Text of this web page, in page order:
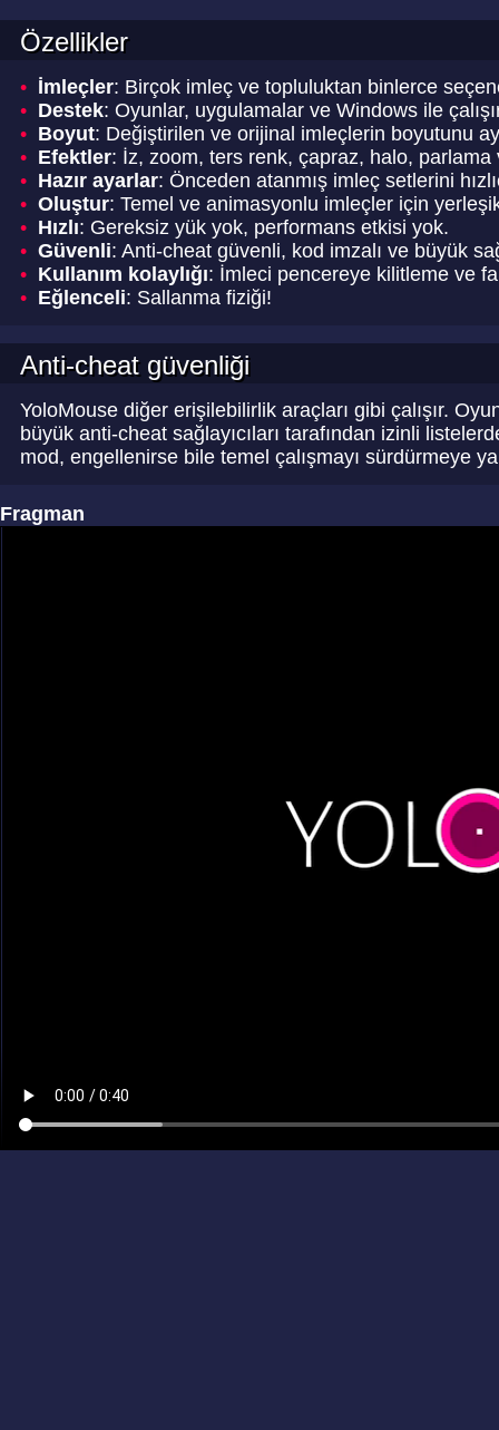
Özellikler
• İmleçler: Birçok imleç ve topluluktan binlerce
• Destek: Oyunlar, uygulamalar ve Windows ile
• Boyut: Değiştirilen ve orijinal imleçlerin boyutunu
• Efektler: İz, zoom, ters renk, çapraz, halo, parlama
• Hazır ayarlar: Önceden atanmış imleç setlerini
• Oluştur: Temel ve animasyonlu imleçler için
• Hızlı: Gereksiz yük yok, performans etkisi yok.
• Güvenli: Anti-cheat güvenli, kod imzalı ve büyük
• Kullanım kolaylığı: İmleci pencereye kilitleme ve
• Eğlenceli: Sallanma fiziği!
Anti-cheat güvenliği
YoloMouse diğer erişilebilirlik araçları gibi çalışır.
büyük anti-cheat sağlayıcıları tarafından izinli
mod, engellenirse bile temel çalışmayı sürdürmeye
Fragman